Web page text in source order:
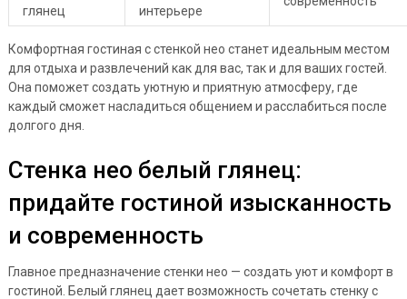
глянец интерьере
Комфортная гостиная с стенкой нео станет идеальным местом
для отдыха и развлечений как для вас, так и для ваших гостей.
Она поможет создать уютную и приятную атмосферу, где
каждый сможет насладиться общением и расслабиться после
долгого дня.
Стенка нео белый глянец:
придайте гостиной изысканность
и современность
Главное предназначение стенки нео — создать уют и комфорт в
гостиной. Белый глянец дает возможность сочетать стенку с